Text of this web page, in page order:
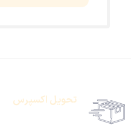
تحویل اکسپرس